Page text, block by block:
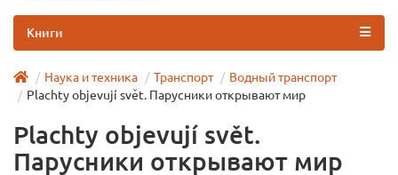
Книги
Наука и техника Транспорт
Водный транспорт
Plachty objevují svět. Парусники открывают мир
Plachty objevují svět.
Парусники открывают мир